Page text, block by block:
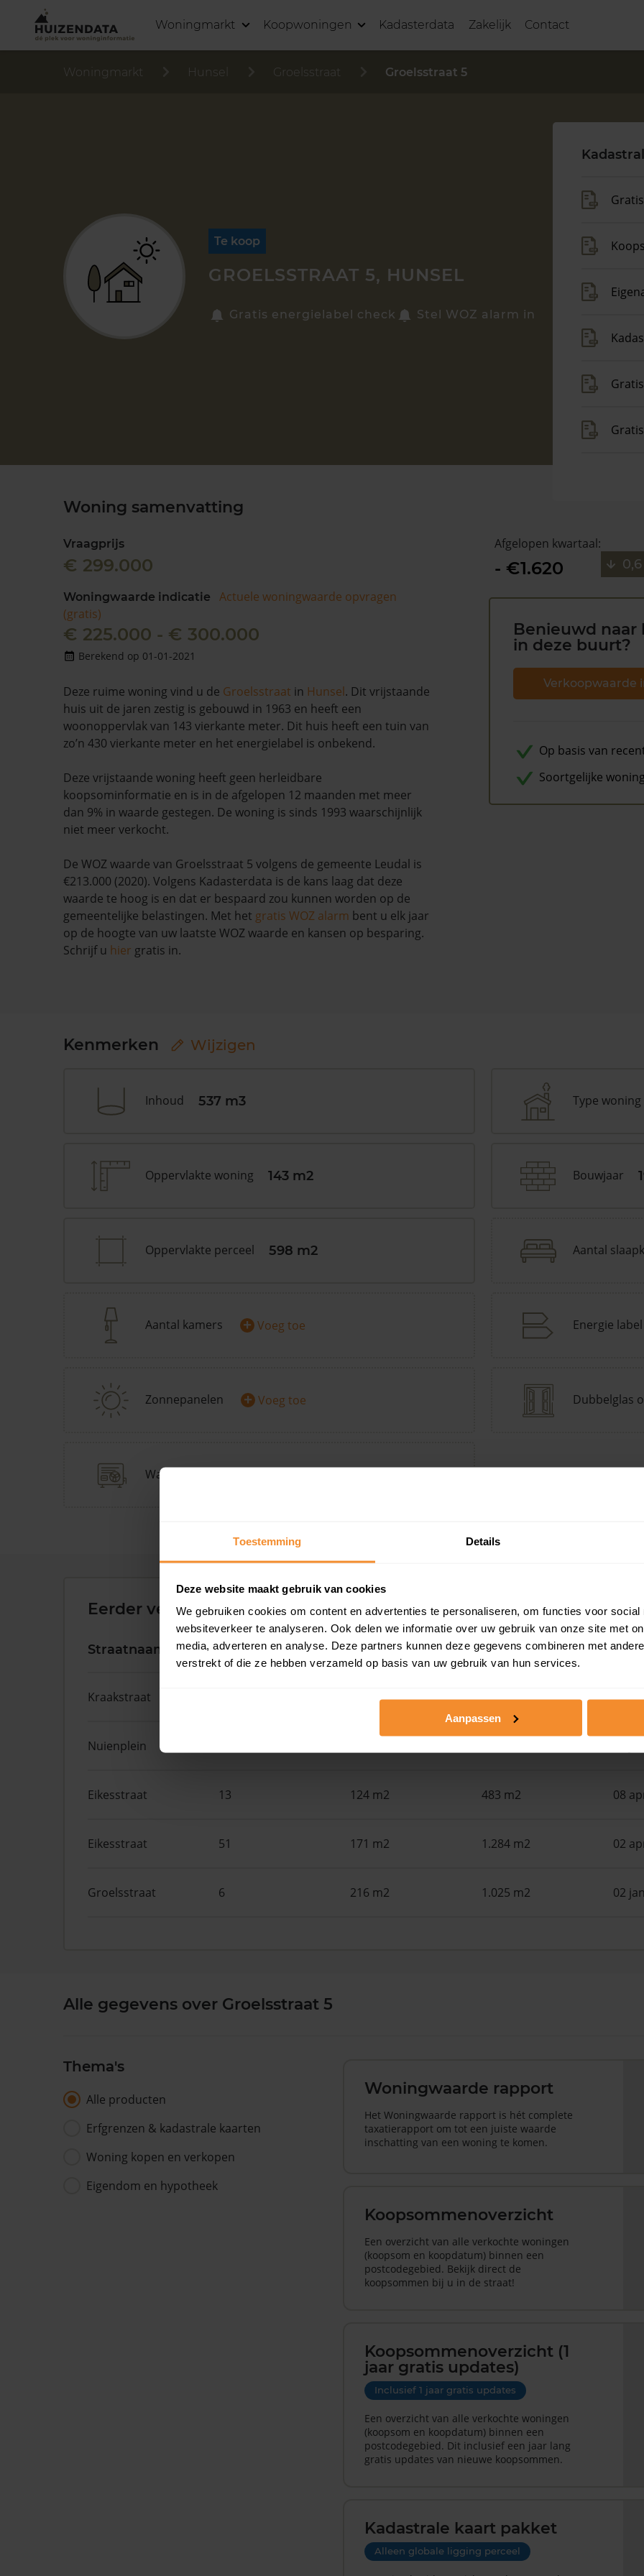
Toestemming Details
Deze website maakt gebruik van cookies
We gebruiken cookies om content en advertenties te personaliseren, om functies voor social
websiteverkeer te analyseren. Ook delen we informatie over uw gebruik van onze site met
media, adverteren en analyse. Deze partners kunnen deze gegevens combineren met
verstrekt of die ze hebben verzameld op basis van uw gebruik van hun services.
Aanpassen
Woningmarkt Koopwoningen Kadasterdata Zakelijk Contact
Woningmarkt Hunsel Groelsstraat Groelsstraat 5
Te koop
GROELSSTRAAT 5, HUNSEL
Gratis energielabel check Stel WOZ alarm in
Woning samenvatting
Vraagprijs
€ 299.000
Woningwaarde indicatie
Actuele woningwaarde opvragen
(gratis)
€ 225.000 - € 300.000
Berekend op 01-01-2021
Deze ruime woning vind u de Groelsstraat in Hunsel. Dit vrijstaande
huis uit de jaren zestig is gebouwd in 1963 en heeft een
woonoppervlak van 143 vierkante meter. Dit huis heeft een tuin van
zo’n 430 vierkante meter en het energielabel is onbekend.
Deze vrijstaande woning heeft geen herleidbare
koopsominformatie en is in de afgelopen 12 maanden met meer
dan 9% in waarde gestegen. De woning is sinds 1993 waarschijnlijk
niet meer verkocht.
De WOZ waarde van Groelsstraat 5 volgens de gemeente Leudal is
€213.000 (2020). Volgens Kadasterdata is de kans laag dat deze
waarde te hoog is en dat er bespaard zou kunnen worden op de
gemeentelijke belastingen. Met het gratis WOZ alarm bent u elk jaar
op de hoogte van uw laatste WOZ waarde en kansen op besparing.
Schrijf u hier gratis in.
Afgelopen kwartaal:
- €1.620 0,6
Benieuwd naar
in deze buurt?
Verkoopwaarde
Op basis van
Soortgelijke
Kenmerken Wijzigen
Inhoud 537 m3 Type woning
Oppervlakte woning 143 m2 Bouwjaar
Oppervlakte perceel 598 m2 Aantal
Aantal kamers + Voeg toe Energie label
Zonnepanelen + Voeg toe Dubbelglas
Warmtepomp
Eerder verkochte woningen in de buurt
Straatnaam Huisnr. Woonoppervlak Perceel
Kraakstraat 65 m2 1.235 m2 29
Nuienplein
Eikesstraat 13 124 m2 483 m2 08
Eikesstraat 51 171 m2 1.284 m2 02
Groelsstraat 6 216 m2 1.025 m2 02
Alle gegevens over Groelsstraat 5
Thema's
Alle producten
Erfgrenzen & kadastrale kaarten
Woning kopen en verkopen
Eigendom en hypotheek
Woningwaarde rapport
Het Woningwaarde rapport is hét complete
taxatierapport om tot een juiste waarde
inschatting van een woning te komen.
Koopsommenoverzicht
Een overzicht van alle verkochte woningen
(koopsom en koopdatum) binnen een
postcodegebied. Bekijk direct de
koopsommen bij u in de straat!
Koopsommenoverzicht (1
jaar gratis updates)
Inclusief 1 jaar gratis updates
Een overzicht van alle verkochte woningen
(koopsom en koopdatum) binnen een
postcodegebied. Dit inclusief een jaar lang
gratis updates van nieuwe koopsommen.
Kadastrale kaart pakket
Alleen globale ligging perceel